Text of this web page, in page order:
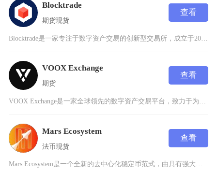
Blocktrade
期货现货
查看
Blocktrade是一家专注于数字资产交易的创新型交易所，成立于2018年，总部位于卢森
VOOX Exchange
期货
查看
Mars Ecosystem
法币现货
查看
Mars Ecosystem是一个全新的去中心化稳定币范式，由具有强大学术研究背景的团队创